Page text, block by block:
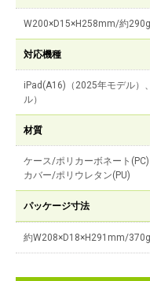
W200×D15×H258mm/約290g
対応機種
iPad(A16)（2025年モデル）
ル）
材質
ケース/ポリカーボネート
カバー/ポリウレタン(PU)
パッケージ寸法
約W208×D18×H291mm/370g